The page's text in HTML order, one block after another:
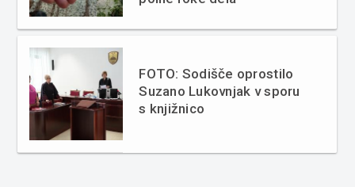
FOTO: Sodišče oprostilo
Suzano Lukovnjak v sporu
s knjižnico